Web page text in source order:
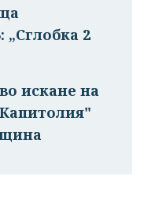
„Сглобка 2
искане на